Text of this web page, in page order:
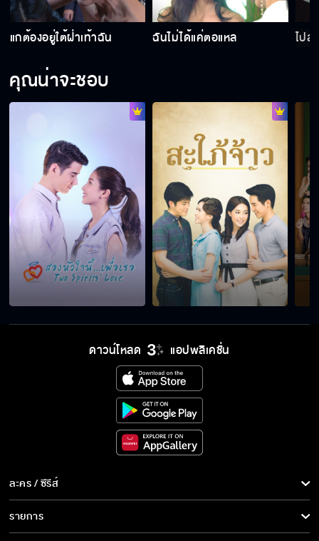
แกต้องอยู่ใต้ฝ่าเท้าฉัน ฉันไม่ได้แค่ตอแหล ไปล
คุณน่าจะชอบ
ดาวน์โหลด แอปพลิเคชั่น
ละคร / ซีรีส์
ละคร/ซีรีส์
ซีรีส์นานาชาติ
รายการ
รายการทั้งหมด